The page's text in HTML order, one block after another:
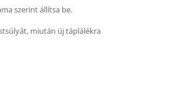
szerint állítsa be.
miután új táplálékra